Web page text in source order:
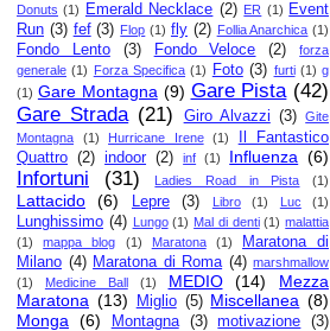
Donuts (1) Emerald Necklace (2) ER (1) Event
Run (3) fef (3) Flop (1) fly (2) Follia Anarchica (1)
Fondo Lento (3) Fondo Veloce (2)
forza
generale (1) Forza Specifica (1) Foto (3) furti (1) g
(1) Gare Montagna (9) Gare Pista (42)
Gare Strada (21) Giro Alvazzi (3)
Gite
Montagna
(1) Hurricane Irene (1)
Il Fantastico
Quattro (2) indoor (2) inf (1) Influenza (6)
Infortuni (31) Ladies Road in Pista (1)
Lattacido (6) Lepre (3) Libro (1) Luc (1)
Lunghissimo (4) Lungo (1) Mal di denti (1) malattia
(1)
mappa blog (1) Maratona (1)
Maratona di
Milano (4) Maratona di Roma (4) marshmallow
(1)
Medicine Ball (1) MEDIO (14)
Mezza
Maratona (13) Miglio (5) Miscellanea (8)
Monga
(6) Montagna (3) motivazione (3)